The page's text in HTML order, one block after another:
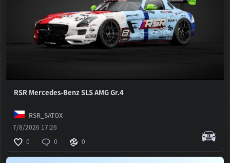
RSR Mercedes-Benz SLS AMG Gr.4
RSR_SATOX
7/8/2026 17:26
0
0 0